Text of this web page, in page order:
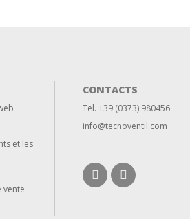
et les
vente
CONTACTS
Tel. +39 (0373) 980456
info@tecnoventil.com